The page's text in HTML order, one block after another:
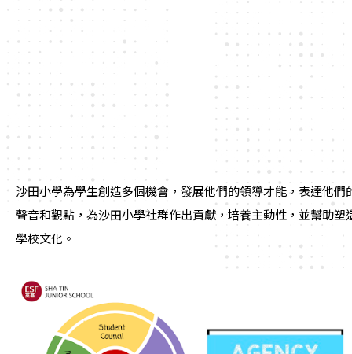
沙田小學為學生創造多個機會，發展他們的領導才能，表達他們
聲音和觀點，為沙田小學社群作出貢獻，培養主動性，並幫助塑
學校文化。